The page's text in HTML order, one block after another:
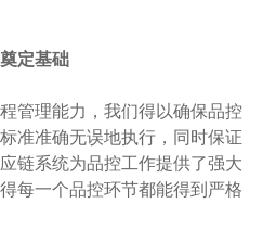
定基础
管理能力，我们得以确保品控
准准确无误地执行，同时保证
链系统为品控工作提供了强大
每一个品控环节都能得到严格